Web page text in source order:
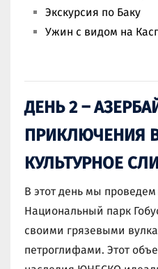
Экскурсия по Баку
Ужин с видом на
ДЕНЬ 2 –
ПРИКЛЮЧЕНИЯ
КУЛЬТУРНОЕ
В этот день мы
Национальный парк
своими грязевыми
петроглифами. Этот